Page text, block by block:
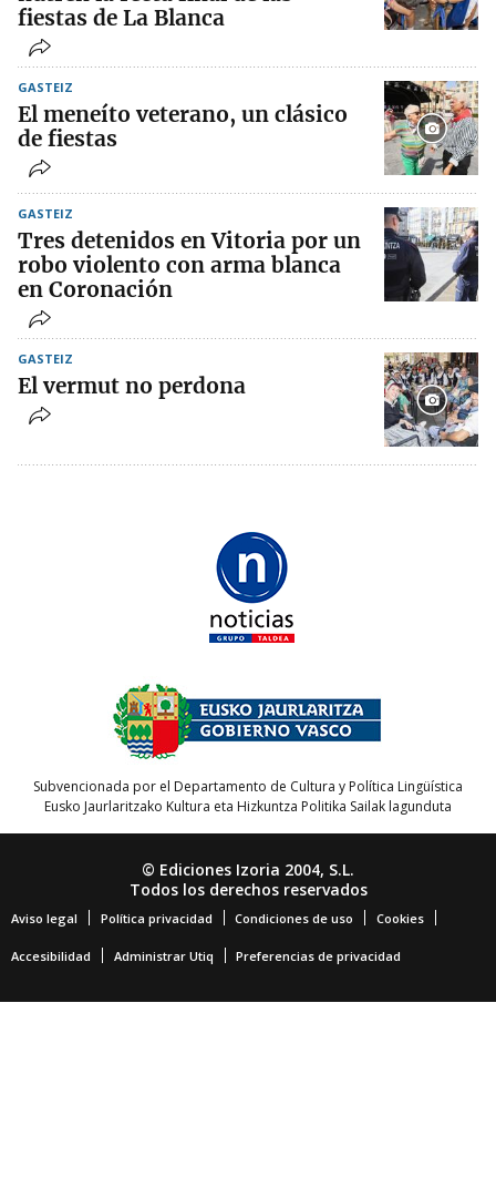
fiestas de La Blanca
GASTEIZ
El meneíto veterano, un clásico
de fiestas
GASTEIZ
Tres detenidos en Vitoria por un
robo violento con arma blanca
en Coronación
GASTEIZ
El vermut no perdona
Subvencionada por el Departamento de Cultura y Política Lingüística
Eusko Jaurlaritzako Kultura eta Hizkuntza Politika Sailak lagunduta
© Ediciones Izoria 2004, S.L.
Todos los derechos reservados
Aviso legal Política privacidad Condiciones de uso Cookies
Accesibilidad Administrar Utiq Preferencias de privacidad